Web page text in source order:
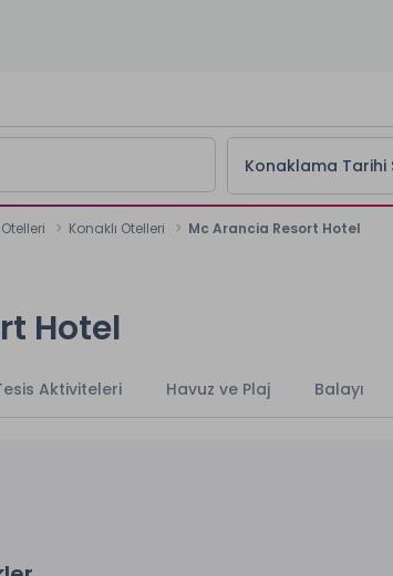
Konaklama Tarihi
Konaklı Otelleri
Mc Arancia Resort Hotel
Hotel
Aktiviteleri Havuz ve Plaj Balayı